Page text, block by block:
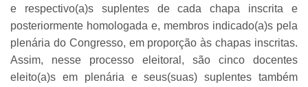
e respectivo(a)s suplentes de cada chapa inscrita e
posteriormente homologada e, membros indicado(a)s pela
plenária do Congresso, em proporção às chapas inscritas.
Assim, nesse processo eleitoral, são cinco docentes
eleito(a)s em plenária e seus(suas) suplentes também